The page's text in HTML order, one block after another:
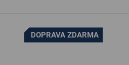
DOPRAVA ZDARMA